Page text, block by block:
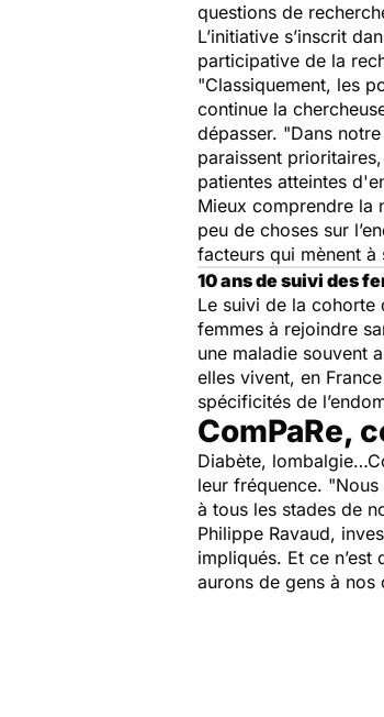
questions de
L’initiative s’inscrit
participative de la
"Classiquement, les
continue la
dépasser. "Dans
paraissent
patientes atteintes
Mieux comprendre la
peu de choses sur
facteurs qui mènent
10 ans de suivi des
Le suivi de la cohorte
femmes à rejoindre
une maladie souvent
elles vivent, en
spécificités de
ComPaRe,
Diabète,
leur fréquence. "
à tous les stades de
Philippe Ravaud,
impliqués. Et ce
aurons de gens à